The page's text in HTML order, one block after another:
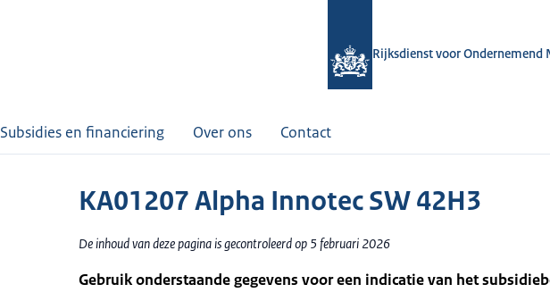
Rijksdienst voor Ondernemend
Subsidies en financiering Over ons Contact
KA01207 Alpha Innotec SW 42H3
De inhoud van deze pagina is gecontroleerd op 5 februari 2026
Gebruik onderstaande gegevens voor een indicatie van het